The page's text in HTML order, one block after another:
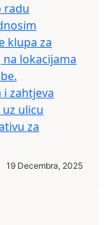
radu
klupa za
na lokacijama
zahtjeva
ulicu
za
19 Decembra, 2025